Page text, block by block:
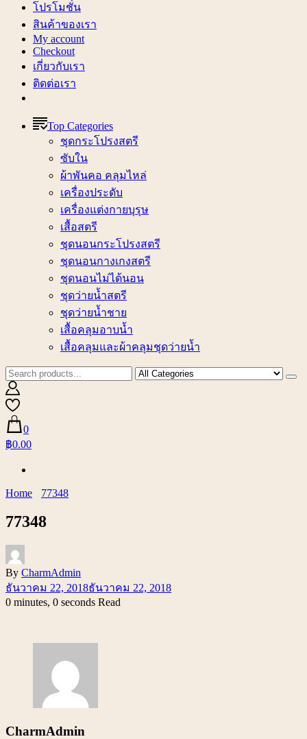
โปรโมชั่น
สินค้าของเรา
My account
Checkout
เกี่ยวกับเรา
ติดต่อเรา
Top Categories
ชุดกระโปรงสตรี
ซับใน
ผ้าพันคอ คลุมไหล่
เครื่องประดับ
เครื่องแต่งกายบุรุษ
เสื้อสตรี
ชุดนอนกระโปรงสตรี
ชุดนอนกางเกงสตรี
ชุดนอนไม่ได้นอน
ชุดว่ายน้ำสตรี
ชุดว่ายน้ำชาย
เสื้อคลุมอาบน้ำ
เสื้อคลุมและผ้าคลุมชุดว่ายน้ำ
0
฿0.00
Home 77348
77348
By CharmAdmin
ธันวาคม 22, 2018ธันวาคม 22, 2018
0 minutes, 0 seconds Read
CharmAdmin